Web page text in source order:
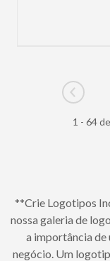
Go to
1 - 64
**Crie Logotipos
nossa galeria de
a importância de
negócio. Um